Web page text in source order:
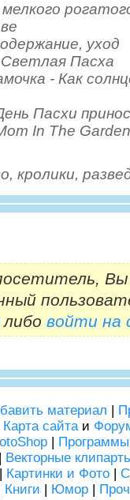
мелкого
уход
Пасха
- Как
Пасхи
In The Garden
, кролики,
Вы
войти на
материал |
Карта сайтаи
| Программы
| Векторные
| Картинки и Фото|
Книги | Юмор |